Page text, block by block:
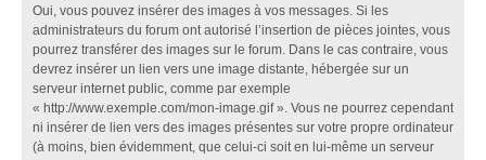
Oui, vous pouvez insérer des images à vos messages. Si les
administrateurs du forum ont autorisé l’insertion de pièces jointes, vous
pourrez transférer des images sur le forum. Dans le cas contraire, vous
devrez insérer un lien vers une image distante, hébergée sur un
serveur internet public, comme par exemple
« http://www.exemple.com/mon-image.gif ». Vous ne pourrez cependant
ni insérer de lien vers des images présentes sur votre propre ordinateur
(à moins, bien évidemment, que celui-ci soit en lui-même un serveur